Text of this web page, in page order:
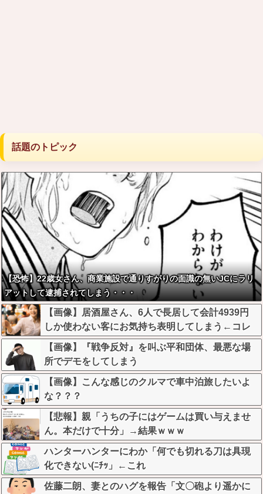
話題のトピック
【恐怖】22歳女さん、商業施設で通りすがりの面識の無いJCにラリ
アットして逮捕されてしまう・・・
【画像】居酒屋さん、6人で長居して会計4939円
しか使わない客にお気持ち表明してしまう←コレ
どっちが悪いんや？？？？？？
【画像】『戦争反対』を叫ぶ平和団体、最悪な場
所でデモをしてしまう
【画像】こんな感じのクルマで車中泊旅したいよ
な？？？
【悲報】親「うちの子にはゲームは買い与えませ
ん。本だけで十分」→結果ｗｗｗ
ハンターハンターにわか「何でも切れる刀は具現
化できない(ﾆﾁｯ」←これ
佐藤二朗、妻とのハグを報告「文〇砲より遥かに